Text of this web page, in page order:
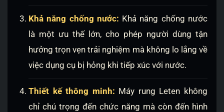
Khả năng chống nước: Khả năng chống nước
là một ưu thế lớn, cho phép người dùng tận
hưởng trọn vẹn trải nghiệm mà không lo lắng về
việc dụng cụ bị hỏng khi tiếp xúc với nước.
Thiết kế thông minh: Máy rung Leten không
chỉ chú trọng đến chức năng mà còn đến hình